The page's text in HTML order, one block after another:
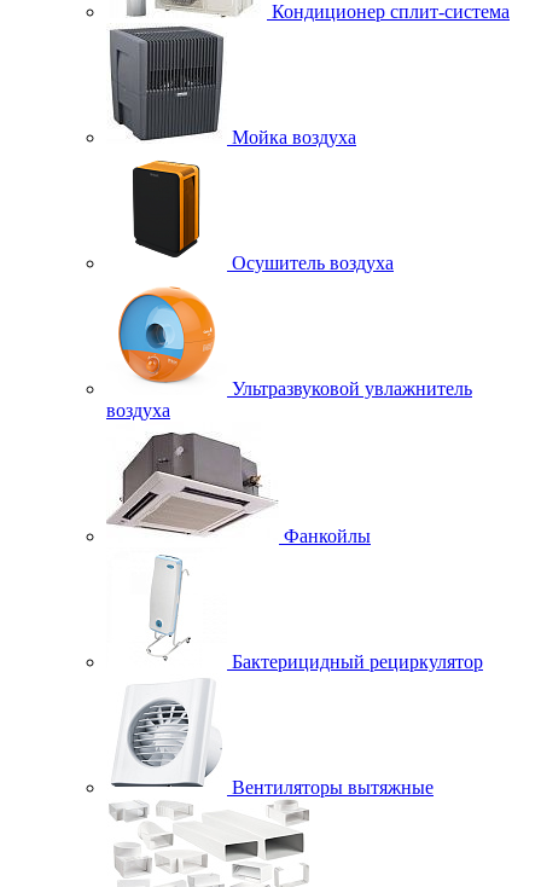
Кондиционер сплит-система
Мойка воздуха
Осушитель воздуха
Ультразвуковой увлажнитель
воздуха
Фанкойлы
Бактерицидный рециркулятор
Вентиляторы вытяжные